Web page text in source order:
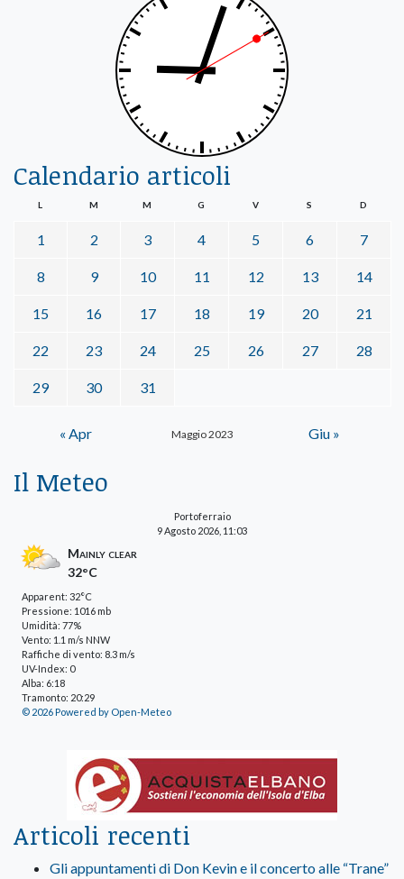
Calendario articoli
Maggio 2023
L M M G V S D
1 2 3 4 5 6 7
8 9 10 11 12 13 14
15 16 17 18 19 20 21
22 23 24 25 26 27 28
29 30 31
« Apr Giu »
Il Meteo
Portoferraio
9 Agosto 2026, 11:03
Mainly clear
32°C
Apparent: 32°C
Pressione: 1016 mb
Umidità: 77%
Vento: 1.1 m/s NNW
Raffiche di vento: 8.3 m/s
UV-Index: 0
Alba: 6:18
Tramonto: 20:29
© 2026 Powered by Open-Meteo
Articoli recenti
Gli appuntamenti di Don Kevin e il concerto alle “Trane”